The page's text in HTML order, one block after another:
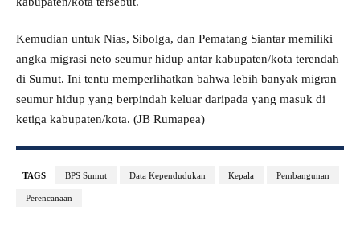
Kemudian untuk Nias, Sibolga, dan Pematang Siantar memiliki
angka migrasi neto seumur hidup antar kabupaten/kota terendah
di Sumut. Ini tentu memperlihatkan bahwa lebih banyak migran
seumur hidup yang berpindah keluar daripada yang masuk di
ketiga kabupaten/kota. (JB Rumapea)
TAGS BPS Sumut Data Kependudukan Kepala Pembangunan
Perencanaan